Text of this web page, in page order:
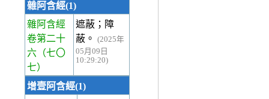
雜阿含經(1)
雜阿含經
卷第二十
六 （七〇
七）
遮蔽；障
蔽。
(2025年
05月09日
10:29:20)
增壹阿含經(1)